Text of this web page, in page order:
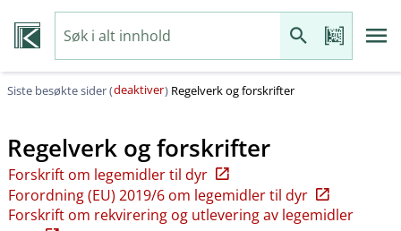
Siste besøkte sider (deaktiver) Regelverk og forskrifter
Regelverk og forskrifter
Forskrift om legemidler til dyr
Forordning (EU) 2019/6 om legemidler til dyr
Forskrift om rekvirering og utlevering av legemidler